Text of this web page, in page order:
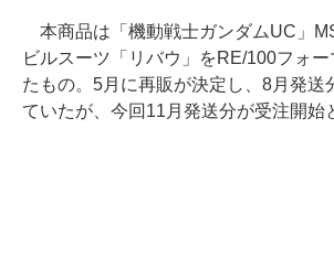
本商品は「機動戦士ガンダムUC」
ビルスーツ「リバウ」をRE/100フォ
たもの。5月に再販が決定し、8月発送
ていたが、今回11月発送分が受注開始